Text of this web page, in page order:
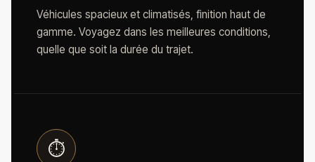
Véhicules spacieux et climatisés, finition haut de
gamme. Voyagez dans les meilleures conditions,
quelle que soit la durée du trajet.
⏱️